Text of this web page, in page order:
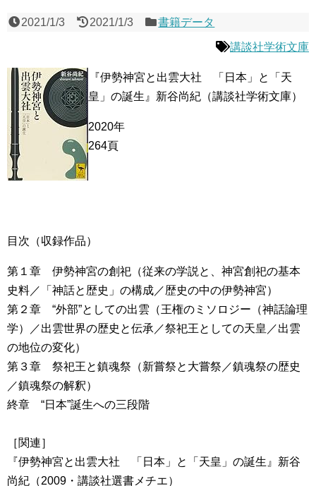
2021/1/3 2021/1/3 書籍データ
講談社学術文庫
『伊勢神宮と出雲大社 「日本」と「天
皇」の誕生』新谷尚紀（講談社学術文庫）
2020年
264頁
目次（収録作品）
第１章 伊勢神宮の創祀（従来の学説と、神宮創祀の基本
史料／「神話と歴史」の構成／歴史の中の伊勢神宮）
第２章 “外部”としての出雲（王権のミソロジー（神話論理
学）／出雲世界の歴史と伝承／祭祀王としての天皇／出雲
の地位の変化）
第３章 祭祀王と鎮魂祭（新嘗祭と大嘗祭／鎮魂祭の歴史
／鎮魂祭の解釈）
終章 “日本”誕生への三段階
［関連］
『伊勢神宮と出雲大社 「日本」と「天皇」の誕生』新谷
尚紀（2009・講談社選書メチエ）